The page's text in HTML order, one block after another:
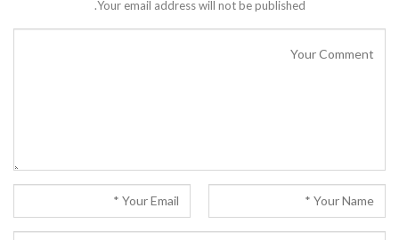
Your email address will not be published.